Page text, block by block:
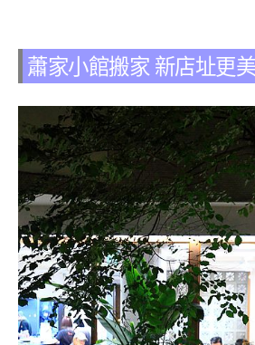
蕭家小館搬家 新店址更